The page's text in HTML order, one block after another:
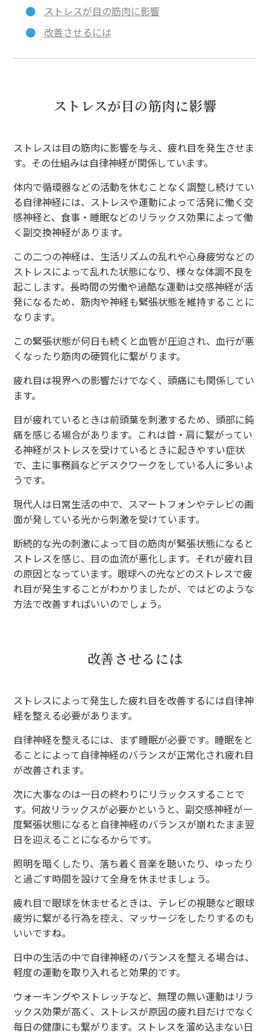
ストレスが目の筋肉に影響
改善させるには
ストレスが目の筋肉に影響
ストレスは目の筋肉に影響を与え、疲れ目を発生させま
す。その仕組みは自律神経が関係しています。
体内で循環器などの活動を休むことなく調整し続けてい
る自律神経には、ストレスや運動によって活発に働く交
感神経と、食事・睡眠などのリラックス効果によって働
く副交換神経があります。
この二つの神経は、生活リズムの乱れや心身疲労などの
ストレスによって乱れた状態になり、様々な体調不良を
起こします。長時間の労働や過酷な運動は交感神経が活
発になるため、筋肉や神経も緊張状態を維持することに
なります。
この緊張状態が何日も続くと血管が圧迫され、血行が悪
くなったり筋肉の硬質化に繋がります。
疲れ目は視界への影響だけでなく、頭痛にも関係してい
ます。
目が疲れているときは前頭葉を刺激するため、頭部に鈍
痛を感じる場合があります。これは首・肩に繋がってい
る神経がストレスを受けているときに起きやすい症状
で、主に事務員などデスクワークをしている人に多いよ
うです。
現代人は日常生活の中で、スマートフォンやテレビの画
面が発している光から刺激を受けています。
断続的な光の刺激によって目の筋肉が緊張状態になると
ストレスを感じ、目の血流が悪化します。それが疲れ目
の原因となっています。眼球への光などのストレスで疲
れ目が発生することがわかりましたが、ではどのような
方法で改善すればいいのでしょう。
改善させるには
ストレスによって発生した疲れ目を改善するには自律神
経を整える必要があります。
自律神経を整えるには、まず睡眠が必要です。睡眠をと
ることによって自律神経のバランスが正常化され疲れ目
が改善されます。
次に大事なのは一日の終わりにリラックスすることで
す。何故リラックスが必要かというと、副交感神経が一
度緊張状態になると自律神経のバランスが崩れたまま翌
日を迎えることになるからです。
照明を暗くしたり、落ち着く音楽を聴いたり、ゆったり
と過ごす時間を設けて全身を休ませましょう。
疲れ目で眼球を休ませるときは、テレビの視聴など眼球
疲労に繋がる行為を控え、マッサージをしたりするのも
いいですね。
日中の生活の中で自律神経のバランスを整える場合は、
軽度の運動を取り入れると効果的です。
ウォーキングやストレッチなど、無理の無い運動はリラ
ックス効果が高く、ストレスが原因の疲れ目だけでなく
毎日の健康にも繋がります。ストレスを溜め込まない日